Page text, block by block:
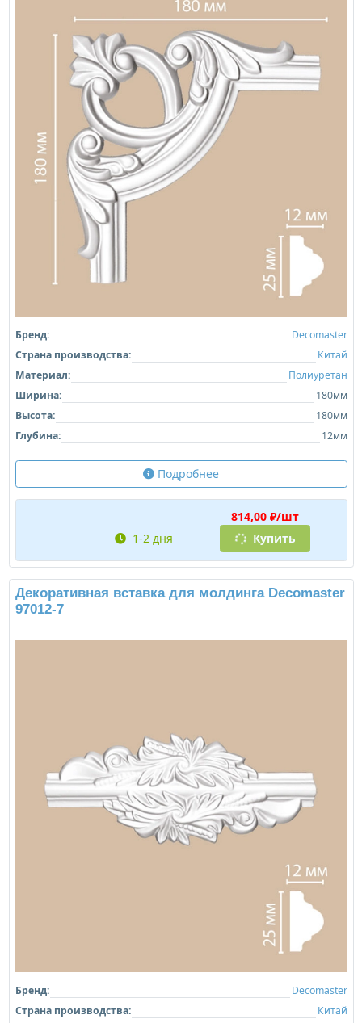
Бренд:
Decomaster
Страна производства:
Китай
Материал:
Полиуретан
Ширина:
180мм
Высота:
180мм
Глубина:
12мм
Подробнее
814,00 ₽/шт
1-2 дня
Купить
Декоративная вставка для молдинга Decomaster
97012-7
Бренд:
Decomaster
Страна производства:
Китай